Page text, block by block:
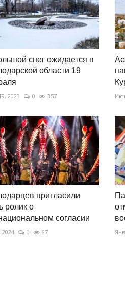
снег ожидается в
области 19
2023 0 357
пригласили
ролик о
согласии
2024 0 87
Октябрь 18, 2025 0 4133
Карты, некогда бывшие
суеверий, сегодня во многом